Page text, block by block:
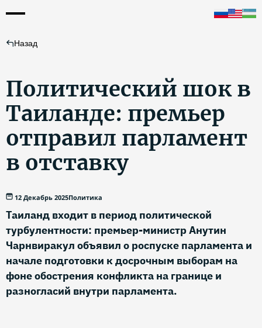
Назад
Политический шок в
Таиланде: премьер
отправил парламент
в отставку
12 Декабрь 2025Политика
Таиланд входит в период политической
турбулентности: премьер-министр Анутин
Чарнвиракул объявил о роспуске парламента и
начале подготовки к досрочным выборам на
фоне обострения конфликта на границе и
разногласий внутри парламента.